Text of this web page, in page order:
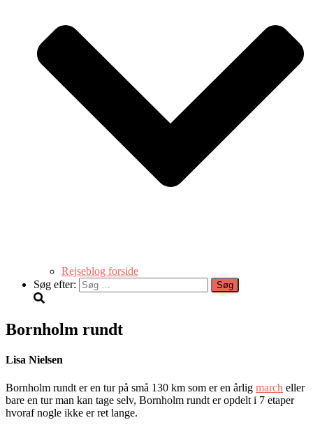
Rejseblog forside
Søg efter:
Bornholm rundt
Lisa Nielsen
Bornholm rundt er en tur på små 130 km som er en årlig march eller
bare en tur man kan tage selv, Bornholm rundt er opdelt i 7 etaper
hvoraf nogle ikke er ret lange.